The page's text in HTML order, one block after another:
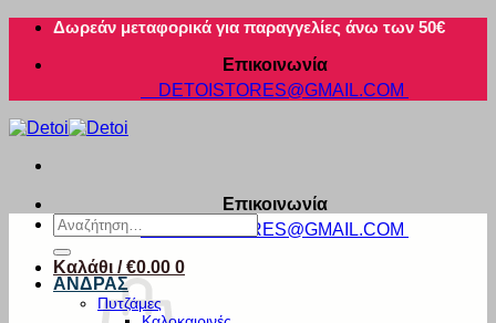
Μετάβαση
περιεχόμενο
Δωρεάν μεταφορικά για παραγγελίες άνω των 50€
Επικοινωνία
DETOISTORES@GMAIL.COM
Επικοινωνία
DETOISTORES@GMAIL.COM
Καλάθι /€0.00 0
Αναζήτηση
για:
ΑΝΔΡΑΣ
Πυτζάμες